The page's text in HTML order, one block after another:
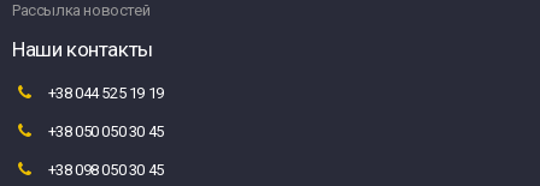
Рассылка новостей
Наши контакты
+38 044 525 19 19
+38 050 050 30 45
+38 098 050 30 45